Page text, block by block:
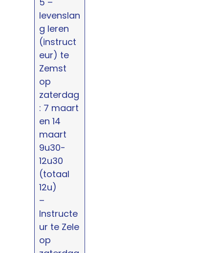
levenslan
g leren
(instruct
eur) te
Zemst
op
zaterdag
: 7 maart
en 14
maart
9u30-
12u30
(totaal
12u)
–
Instructe
ur te Zele
op